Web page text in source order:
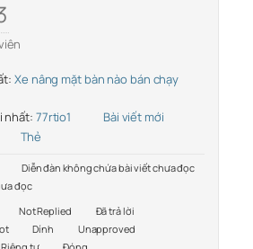
Xe nâng mặt bàn nào bán chạy
nhất: 77rtio1
Bài viết mới
Thẻ
Diễn đàn không chứa bài viết chưa đọc
đọc
Not Replied
Đã trả lời
Dính
Unapproved